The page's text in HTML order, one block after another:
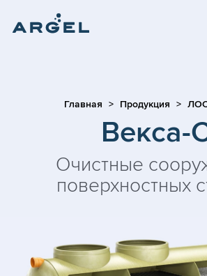
Главная Продукция
Векса-
Очистные
поверхностных